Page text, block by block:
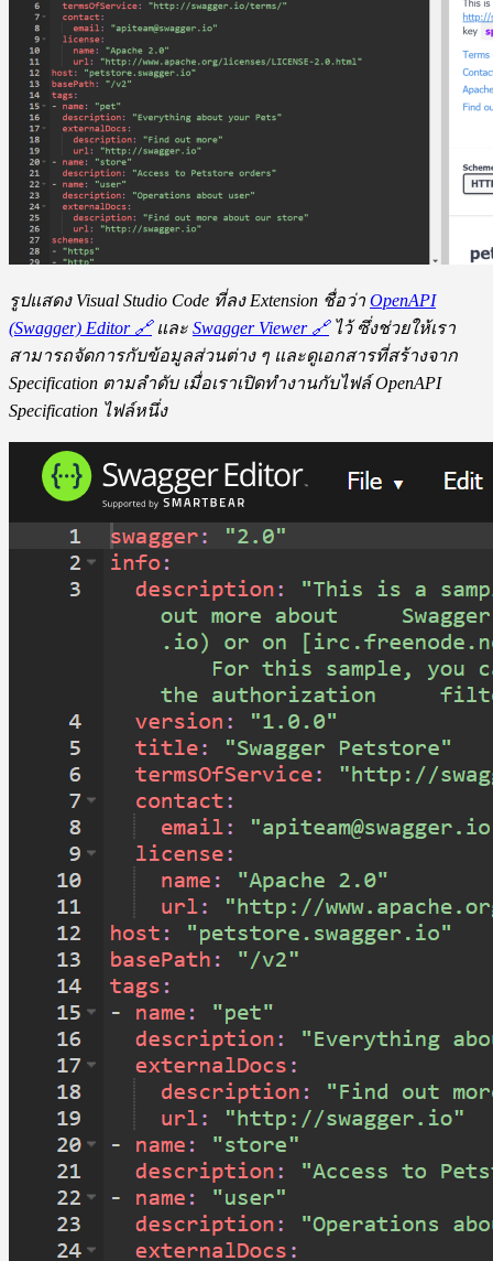
รูปแสดง Visual Studio Code ที่ลง Extension ชื่อว่า OpenAPI
(Swagger) Editor🔗และ Swagger Viewer🔗ไว้ ซึ่งช่วยให้เรา
สามารถจัดการกับข้อมูลส่วนต่าง ๆ และดูเอกสารที่สร้างจาก
Specification ตามลำดับ เมื่อเราเปิดทำงานกับไฟล์ OpenAPI
Specification ไฟล์หนึ่ง